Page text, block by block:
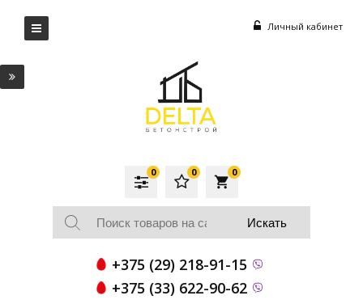
Личный кабинет
local_grocery_store
0
0
0
+375 (29) 218-91-15
+375 (33) 622-90-62